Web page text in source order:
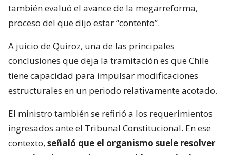
también evaluó el avance de la megarreforma,
proceso del que dijo estar “contento”.
A juicio de Quiroz, una de las principales
conclusiones que deja la tramitación es que Chile
tiene capacidad para impulsar modificaciones
estructurales en un periodo relativamente acotado.
El ministro también se refirió a los requerimientos
ingresados ante el Tribunal Constitucional. En ese
contexto, señaló que el organismo suele resolver